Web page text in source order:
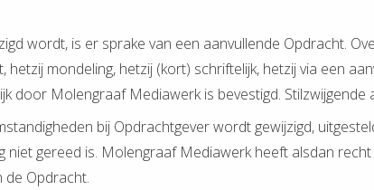
wordt, is er sprake van een aanvullende Opdracht.
mondeling, hetzij (kort) schriftelijk, hetzij via een
door Molengraaf Mediawerk is bevestigd. Stilzwijgende
bij Opdrachtgever wordt gewijzigd,
niet gereed is. Molengraaf Mediawerk heeft alsdan
de Opdracht.